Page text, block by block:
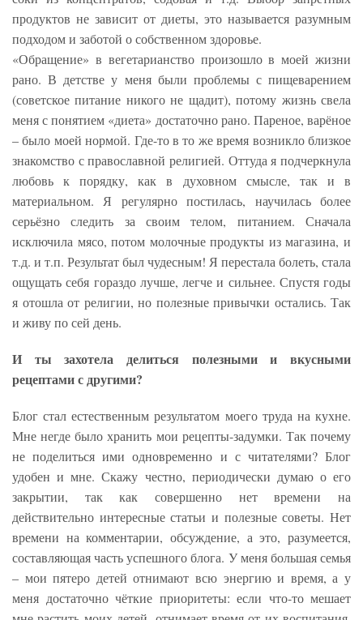
продуктов не зависит от диеты, это называется разумным
подходом и заботой о собственном здоровье.
«Обращение» в вегетарианство произошло в моей жизни
рано. В детстве у меня были проблемы с пищеварением
(советское питание никого не щадит), потому жизнь свела
меня с понятием «диета» достаточно рано. Пареное, варёное
– было моей нормой. Где-то в то же время возникло близкое
знакомство с православной религией. Оттуда я подчеркнула
любовь к порядку, как в духовном смысле, так и в
материальном. Я регулярно постилась, научилась более
серьёзно следить за своим телом, питанием. Сначала
исключила мясо, потом молочные продукты из магазина, и
т.д. и т.п. Результат был чудесным! Я перестала болеть, стала
ощущать себя гораздо лучше, легче и сильнее. Спустя годы
я отошла от религии, но полезные привычки остались. Так
и живу по сей день.
И ты захотела делиться полезными и вкусными
рецептами с другими?
Блог стал естественным результатом моего труда на кухне.
Мне негде было хранить мои рецепты-задумки. Так почему
не поделиться ими одновременно и с читателями? Блог
удобен и мне. Скажу честно, периодически думаю о его
закрытии, так как совершенно нет времени на
действительно интересные статьи и полезные советы. Нет
времени на комментарии, обсуждение, а это, разумеется,
составляющая часть успешного блога. У меня большая семья
– мои пятеро детей отнимают всю энергию и время, а у
меня достаточно чёткие приоритеты: если что-то мешает